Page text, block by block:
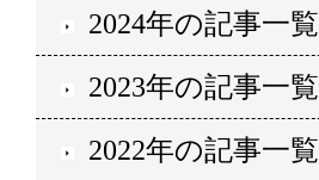
2024年の記事一覧
2023年の記事一覧
2022年の記事一覧